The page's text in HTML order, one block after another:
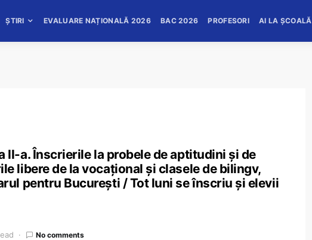
ȘTIRI EVALUARE NAȚIONALĂ 2026 BAC 2026 PROFESORI AI LA ȘCOALĂ
II-a. Înscrierile la probele de aptitudini și de
libere de la vocațional și clasele de bilingv,
pentru București / Tot luni se înscriu și elevii
No comments